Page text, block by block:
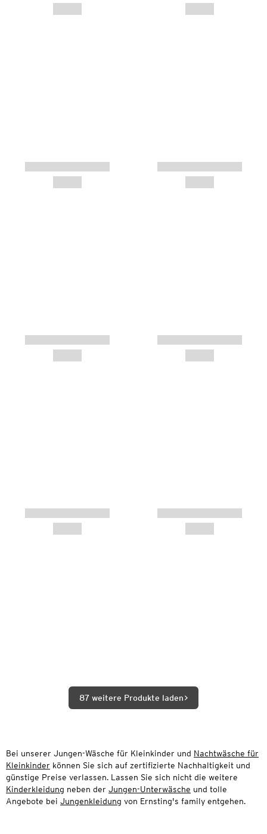
87 weitere Produkte laden
Bei unserer Jungen-Wäsche für Kleinkinder und Nachtwäsche für
Kleinkinder können Sie sich auf zertifizierte Nachhaltigkeit und
günstige Preise verlassen. Lassen Sie sich nicht die weitere
Kinderkleidung neben der Jungen-Unterwäsche und tolle
Angebote bei Jungenkleidung von Ernsting's family entgehen.